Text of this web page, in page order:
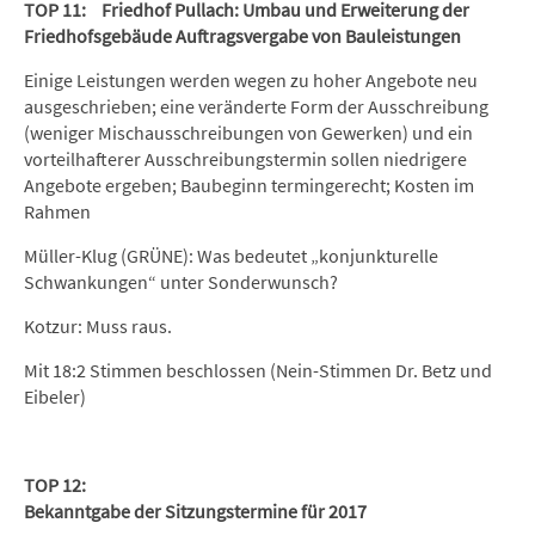
TOP 11: Friedhof Pullach: Umbau und Erweiterung der
Friedhofsgebäude Auftragsvergabe von Bauleistungen
Einige Leistungen werden wegen zu hoher Angebote neu
ausgeschrieben; eine veränderte Form der Ausschreibung
(weniger Mischausschreibungen von Gewerken) und ein
vorteilhafterer Ausschreibungstermin sollen niedrigere
Angebote ergeben; Baubeginn termingerecht; Kosten im
Rahmen
Müller-Klug (GRÜNE): Was bedeutet „konjunkturelle
Schwankungen“ unter Sonderwunsch?
Kotzur: Muss raus.
Mit 18:2 Stimmen beschlossen (Nein-Stimmen Dr. Betz und
Eibeler)
TOP 12:
Bekanntgabe der Sitzungstermine für 2017